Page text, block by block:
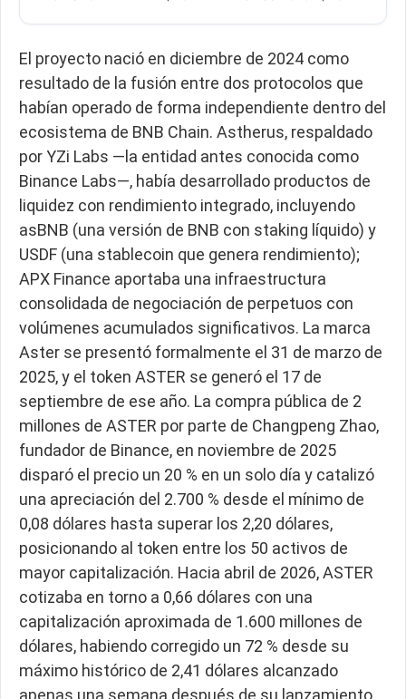
El proyecto nació en diciembre de 2024 como
resultado de la fusión entre dos protocolos que
habían operado de forma independiente dentro del
ecosistema de BNB Chain. Astherus, respaldado
por YZi Labs —la entidad antes conocida como
Binance Labs—, había desarrollado productos de
liquidez con rendimiento integrado, incluyendo
asBNB (una versión de BNB con staking líquido) y
USDF (una stablecoin que genera rendimiento);
APX Finance aportaba una infraestructura
consolidada de negociación de perpetuos con
volúmenes acumulados significativos. La marca
Aster se presentó formalmente el 31 de marzo de
2025, y el token ASTER se generó el 17 de
septiembre de ese año. La compra pública de 2
millones de ASTER por parte de Changpeng Zhao,
fundador de Binance, en noviembre de 2025
disparó el precio un 20 % en un solo día y catalizó
una apreciación del 2.700 % desde el mínimo de
0,08 dólares hasta superar los 2,20 dólares,
posicionando al token entre los 50 activos de
mayor capitalización. Hacia abril de 2026, ASTER
cotizaba en torno a 0,66 dólares con una
capitalización aproximada de 1.600 millones de
dólares, habiendo corregido un 72 % desde su
máximo histórico de 2,41 dólares alcanzado
apenas una semana después de su lanzamiento.